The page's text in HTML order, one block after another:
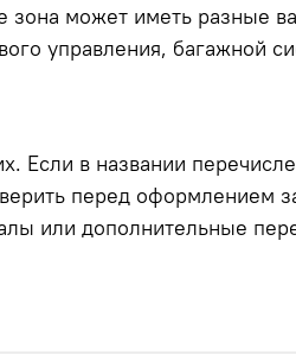
зона может иметь разные
управления, багажной
Если в названии
перед оформлением
или дополнительные